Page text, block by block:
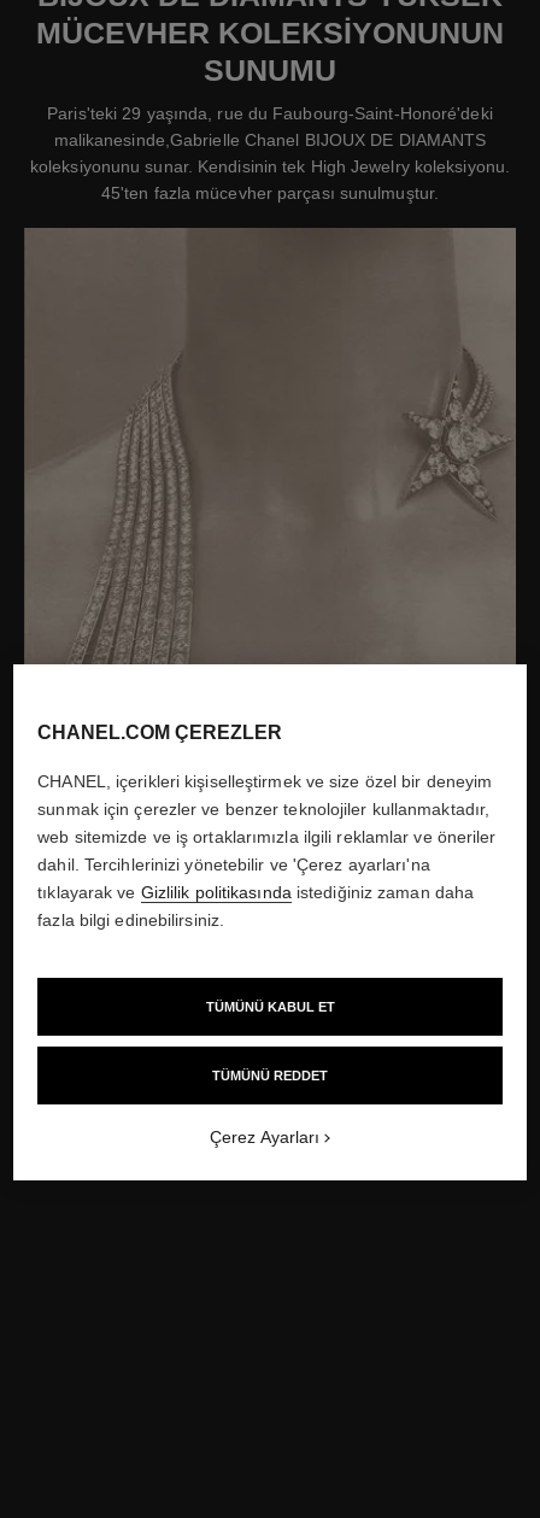
MÜCEVHER KOLEKSİYONUNUN
SUNUMU
Paris'teki 29 yaşında, rue du Faubourg-Saint-Honoré'deki
malikanesinde,Gabrielle Chanel BIJOUX DE DIAMANTS
koleksiyonunu sunar. Kendisinin tek High Jewelry koleksiyonu.
45'ten fazla mücevher parçası sunulmuştur.
Robert Bresson'un ”Comète” kolyesinin fotoğrafı, basın
Kaynakları göster
CHANEL.COM ÇEREZLER
CHANEL, içerikleri kişiselleştirmek ve size özel bir deneyim
sunmak için çerezler ve benzer teknolojiler kullanmaktadır,
web sitemizde ve iş ortaklarımızla ilgili reklamlar ve öneriler
dahil. Tercihlerinizi yönetebilir ve 'Çerez ayarları'na
tıklayarak ve Gizlilik politikasında istediğiniz zaman daha
fazla bilgi edinebilirsiniz.
TÜMÜNÜ REDDET
TÜMÜNÜ KABUL ET
Çerez Ayarları